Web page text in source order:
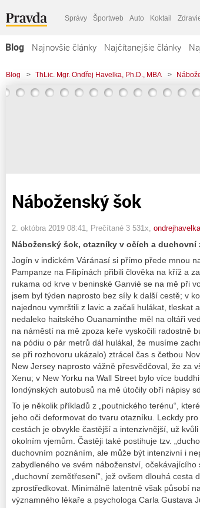
Správy Športweb Auto Koktail
Blog Najnovšie články Najčítanejšie články
Blog > ThLic. Mgr. Ondřej Havelka, Ph.D., MBA >
Náboženský šok
2. októbra 2019 08:41 , Prečítané 3 531x, ondrejhavelka
Náboženský šok, otazníky v očích a duchovní
Jogín v indickém Váránasí si přímo přede mnou
Pampanze na Filipínách přibili člověka na kříž a
rukama od krve v beninské Ganvié se na mě při
jsem byl týden naprosto bez síly k další cestě; v
najednou vymrštili z lavic a začali hulákat, tleskat
nedaleko haitského Ouanaminthe měl na oltáři
na náměstí na mě zpoza keře vyskočili radostně
na pódiu o pár metrů dál hulákal, že musíme
se při rozhovoru ukázalo) ztrácel čas s četbou
New Jersey naprosto vážně přesvědčoval, že za
Xenu; v New Yorku na Wall Street bylo více
londýnských autobusů na mě útočily obří nápisy
To je několik příkladů z „poutnického terénu“,
jeho oči deformovat do tvaru otazníku. Leckdy
cestách je obvykle častější a intenzivnější, už
okolním vjemům. Častěji také postihuje tzv.
duchovním poznáním, ale může být intenzivní i
zabydleného ve svém náboženství,
„duchovní zemětřesení“, jež ovšem dlouhá
zprostředkovat. Minimálně latentně však působí
významného lékaře a psychologa Carla Gustava